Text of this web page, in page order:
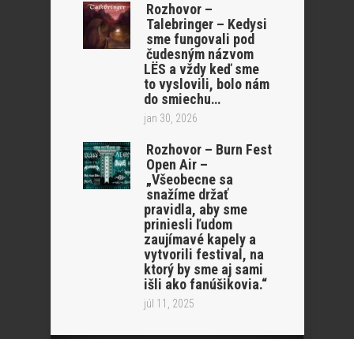
Rozhovor –
Talebringer – Kedysi
sme fungovali pod
čudesným názvom
LËS a vždy keď sme
to vyslovili, bolo nám
do smiechu…
jan 30, 2026
Rozhovor – Burn Fest
Open Air –
„Všeobecne sa
snažíme držať
pravidla, aby sme
priniesli ľudom
zaujímavé kapely a
vytvorili festival, na
ktorý by sme aj sami
išli ako fanúšikovia.“
júl 11, 2025